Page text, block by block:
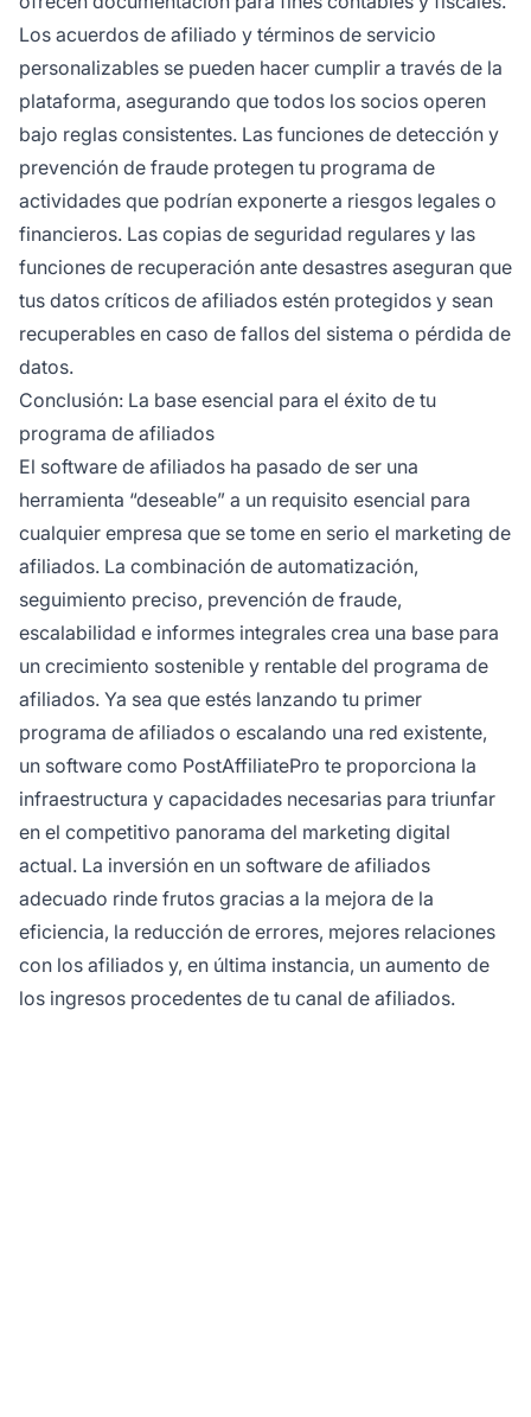
Los acuerdos de afiliado y términos de servicio
personalizables se pueden hacer cumplir a través de la
plataforma, asegurando que todos los socios operen
bajo reglas consistentes. Las funciones de detección y
prevención de fraude protegen tu programa de
actividades que podrían exponerte a riesgos legales o
financieros. Las copias de seguridad regulares y las
funciones de recuperación ante desastres aseguran que
tus datos críticos de afiliados estén protegidos y sean
recuperables en caso de fallos del sistema o pérdida de
datos.
Conclusión: La base esencial para el éxito de tu
programa de afiliados
El software de afiliados ha pasado de ser una
herramienta “deseable” a un requisito esencial para
cualquier empresa que se tome en serio el marketing de
afiliados. La combinación de automatización,
seguimiento preciso, prevención de fraude,
escalabilidad e informes integrales crea una base para
un crecimiento sostenible y rentable del programa de
afiliados. Ya sea que estés lanzando tu primer
programa de afiliados o escalando una red existente,
un software como PostAffiliatePro te proporciona la
infraestructura y capacidades necesarias para triunfar
en el competitivo panorama del marketing digital
actual. La inversión en un software de afiliados
adecuado rinde frutos gracias a la mejora de la
eficiencia, la reducción de errores, mejores relaciones
con los afiliados y, en última instancia, un aumento de
los ingresos procedentes de tu canal de afiliados.